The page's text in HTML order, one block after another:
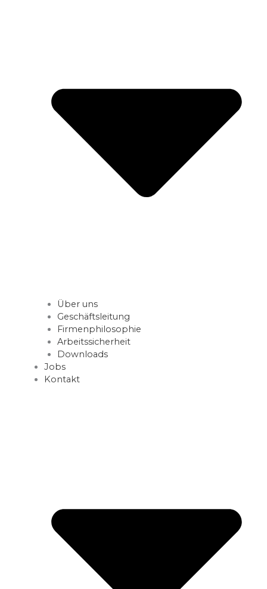
Über uns
Geschäftsleitung
Firmenphilosophie
Arbeitssicherheit
Downloads
Jobs
Kontakt